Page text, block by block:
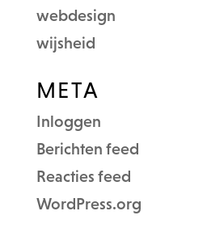
webdesign
wijsheid
META
Inloggen
Berichten feed
Reacties feed
WordPress.org